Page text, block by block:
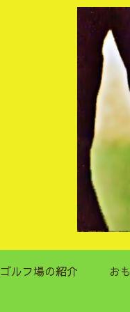
ゴルフ場の紹介 お